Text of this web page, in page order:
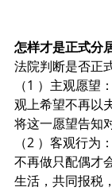
怎样才是正式分
法院判断是否正
（1 ）主观愿望
观上希望不再以
将这一愿望告知
（2 ）客观行为
不再做只配偶才
生活，共同报税